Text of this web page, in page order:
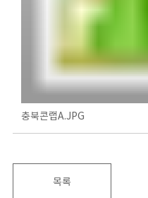
충북콘랩A.JPG
목록